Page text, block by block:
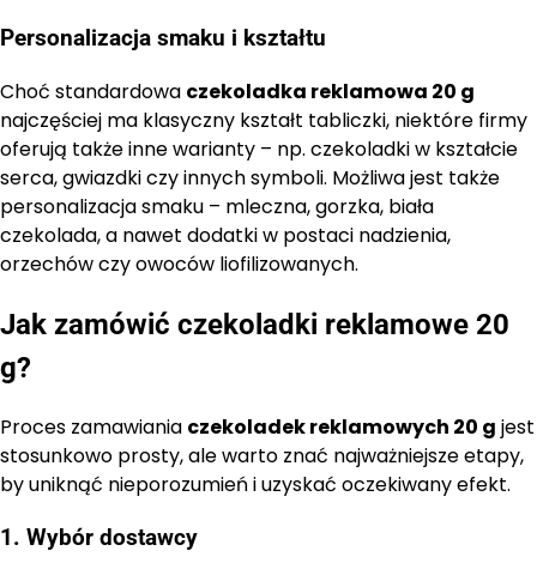
Personalizacja smaku i kształtu
Choć standardowa czekoladka reklamowa 20 g
najczęściej ma klasyczny kształt tabliczki, niektóre firmy
oferują także inne warianty – np. czekoladki w kształcie
serca, gwiazdki czy innych symboli. Możliwa jest także
personalizacja smaku – mleczna, gorzka, biała
czekolada, a nawet dodatki w postaci nadzienia,
orzechów czy owoców liofilizowanych.
Jak zamówić czekoladki reklamowe 20
g?
Proces zamawiania czekoladek reklamowych 20 g jest
stosunkowo prosty, ale warto znać najważniejsze etapy,
by uniknąć nieporozumień i uzyskać oczekiwany efekt.
1. Wybór dostawcy